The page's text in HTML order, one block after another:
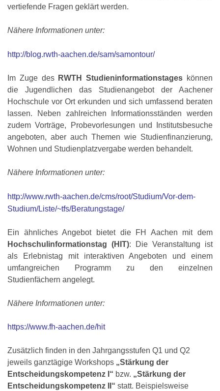
vertiefende Fragen geklärt werden.
Nähere Informationen unter:
http://blog.rwth-aachen.de/sam/samontour/
Im Zuge des RWTH Studieninformationstages können
die Jugendlichen das Studienangebot der Aachener
Hochschule vor Ort erkunden und sich umfassend beraten
lassen. Neben zahlreichen Informationsständen werden
zudem Vorträge, Probevorlesungen und Institutsbesuche
angeboten, aber auch Themen wie Studienfinanzierung,
Wohnen und Studienplatzvergabe werden behandelt.
Nähere Informationen unter:
http://www.rwth-aachen.de/cms/root/Studium/Vor-dem-
Studium/Liste/~tfs/Beratungstage/
Ein ähnliches Angebot bietet die FH Aachen mit dem
Hochschulinformationstag (HIT): Die Veranstaltung ist
als Erlebnistag mit interaktiven Angeboten und einem
umfangreichen Programm zu den einzelnen
Studienfächern angelegt.
Nähere Informationen unter:
https://www.fh-aachen.de/hit
Zusätzlich finden in den Jahrgangsstufen Q1 und Q2
jeweils ganztägige Workshops „Stärkung der
Entscheidungskompetenz I“ bzw. „Stärkung der
Entscheidungskompetenz II“ statt. Beispielsweise